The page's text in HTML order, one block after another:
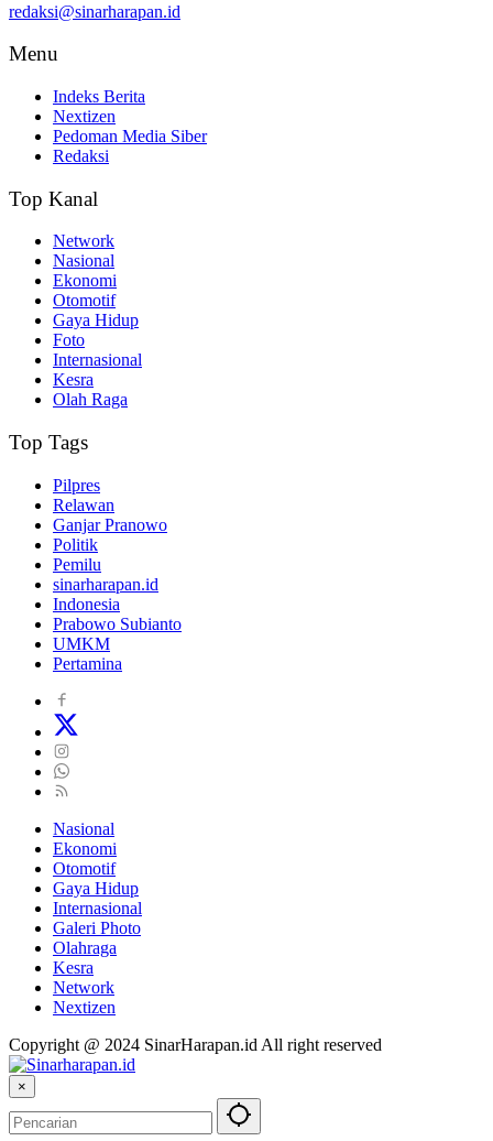
redaksi@sinarharapan.id
Menu
Indeks Berita
Nextizen
Pedoman Media Siber
Redaksi
Top Kanal
Network
Nasional
Ekonomi
Otomotif
Gaya Hidup
Foto
Internasional
Kesra
Olah Raga
Top Tags
Pilpres
Relawan
Ganjar Pranowo
Politik
Pemilu
sinarharapan.id
Indonesia
Prabowo Subianto
UMKM
Pertamina
Nasional
Ekonomi
Otomotif
Gaya Hidup
Internasional
Galeri Photo
Olahraga
Kesra
Network
Nextizen
Copyright @ 2024 SinarHarapan.id All right reserved
×